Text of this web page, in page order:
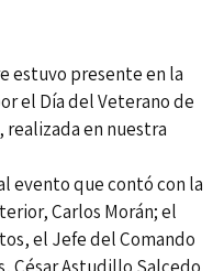
estuvo presente en la
el Día del Veterano de
realizada en nuestra
evento que contó con la
Carlos Morán; el
el Jefe del Comando